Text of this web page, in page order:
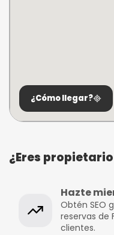
¿Cómo llegar?
¿Eres
Hazte
Obtén SEO
reservas de
clientes.